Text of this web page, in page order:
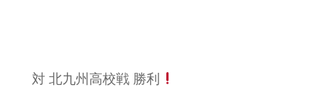
対 北九州高校戦 勝利